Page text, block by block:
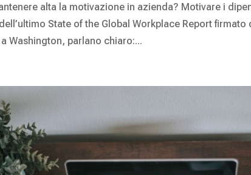
alta la motivazione in azienda? Motivare i
State of the Global Workplace Report
Washington, parlano chiaro:...